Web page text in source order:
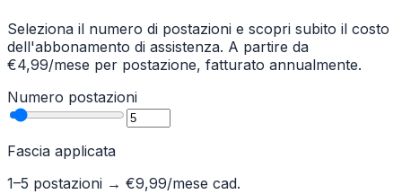
Seleziona il numero di postazioni e scopri subito il costo
dell'abbonamento di assistenza. A partire da
€4,99/mese per postazione, fatturato annualmente.
Numero postazioni
Fascia applicata
1–5 postazioni → €9,99/mese cad.